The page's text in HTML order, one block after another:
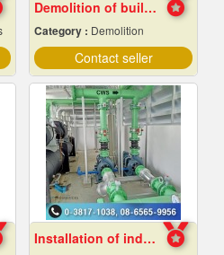
Demolition of buildings in Samut Prakan
Category : Demolition
Contact seller
Installation of industrial piping work